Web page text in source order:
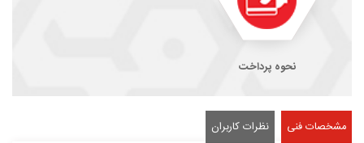
نحوه پرداخت
مشخصات فنی نظرات کاربران